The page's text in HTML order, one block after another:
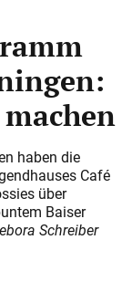
haben die
Café
über
Baiser
Schreiber